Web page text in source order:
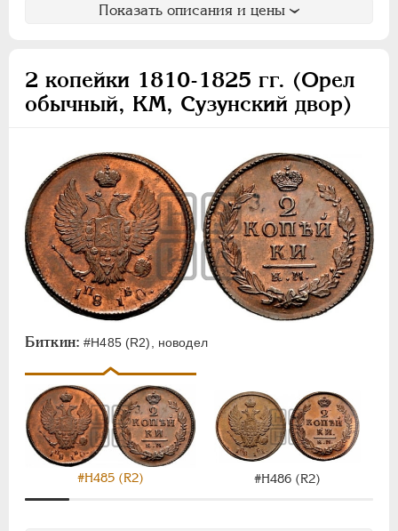
Показать описания и цены
2 копейки 1810-1825 гг. (Орел
обычный, КМ, Сузунский двор)
Биткин: #Н485 (R2), новодел
#Н485 (R2) #Н486 (R2)